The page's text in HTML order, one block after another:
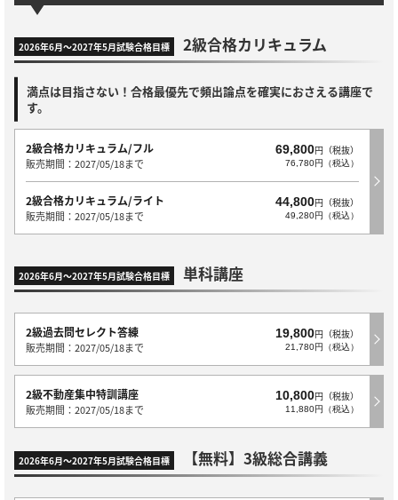
2026年6月～2027年5月試験合格目標 2級合格カリキュラム
満点は目指さない！合格最優先で頻出論点を確実におさえる講座で
す。
2級合格カリキュラム/フル
販売期間：2027/05/18まで
69,800円（税抜）
76,780円（税込）
2級合格カリキュラム/ライト
販売期間：2027/05/18まで
44,800円（税抜）
49,280円（税込）
2026年6月～2027年5月試験合格目標 単科講座
2級過去問セレクト答練
販売期間：2027/05/18まで
19,800円（税抜）
21,780円（税込）
2級不動産集中特訓講座
販売期間：2027/05/18まで
10,800円（税抜）
11,880円（税込）
2026年6月～2027年5月試験合格目標 【無料】3級総合講義